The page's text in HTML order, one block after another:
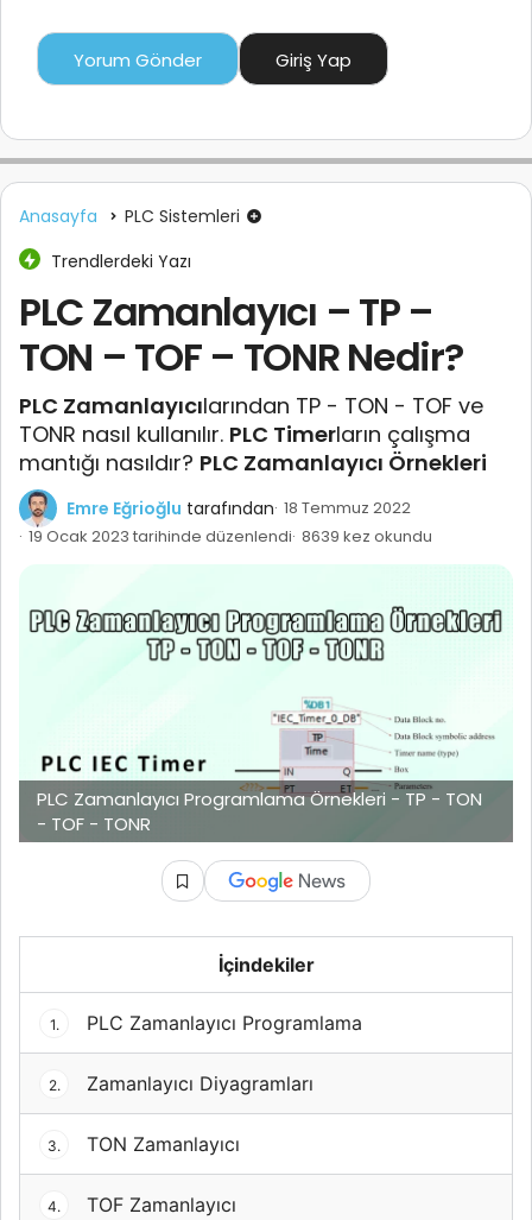
Yorum Gönder Giriş Yap
Anasayfa
PLC Sistemleri
Trendlerdeki Yazı
PLC Zamanlayıcı – TP –
TON – TOF – TONR Nedir?
PLC Zamanlayıcılarından TP - TON - TOF ve
TONR nasıl kullanılır. PLC Timerların çalışma
mantığı nasıldır? PLC Zamanlayıcı Örnekleri
Emre Eğrioğlu tarafından 18 Temmuz 2022
19 Ocak 2023 tarihinde düzenlendi 8639 kez okundu
PLC Zamanlayıcı Programlama Örnekleri - TP - TON
- TOF - TONR
İçindekiler
1. PLC Zamanlayıcı Programlama
2. Zamanlayıcı Diyagramları
3. TON Zamanlayıcı
4. TOF Zamanlayıcı